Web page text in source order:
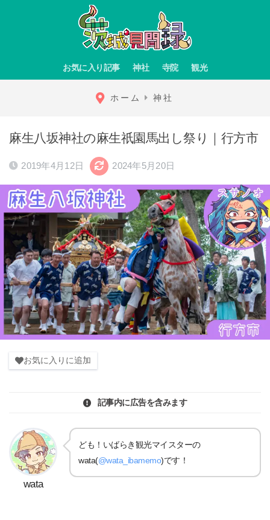
お気に入り記事 神社 寺院 観光
ホーム 神社
麻生八坂神社の麻生祇園馬出し祭り｜行方市
2019年4月12日 2024年5月20日
お気に入りに追加
記事内に広告を含みます
wata
ども！いばらき観光マイスターの
wata(@wata_ibamemo)です！